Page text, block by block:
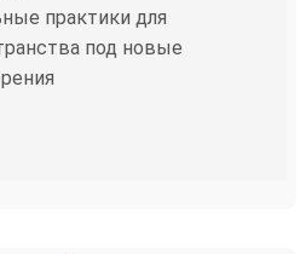
практики для
под новые